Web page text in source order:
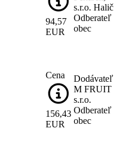
94,57
EUR
s.r.o. Halič
Odberateľ
obec
Cena
156,43
EUR
Dodávateľ
M FRUIT
s.r.o.
Odberateľ
obec